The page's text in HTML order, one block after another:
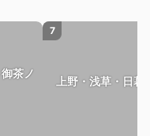
茶ノ
7
上野・浅草・日暮里